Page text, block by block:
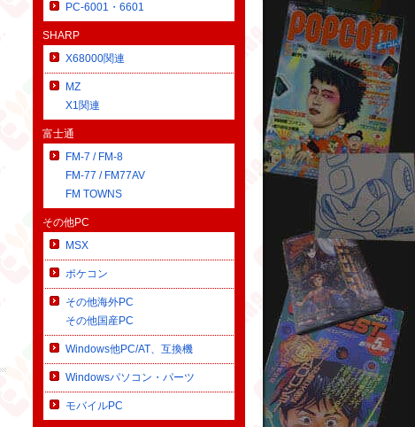
PC-6001・6601
SHARP
X68000関連
MZ
X1関連
富士通
FM-7 / FM-8
FM-77 / FM77AV
FM TOWNS
その他PC
MSX
ポケコン
その他海外PC
その他国産PC
Windows他PC/AT、互換機
Windowsパソコン・パーツ
モバイルPC